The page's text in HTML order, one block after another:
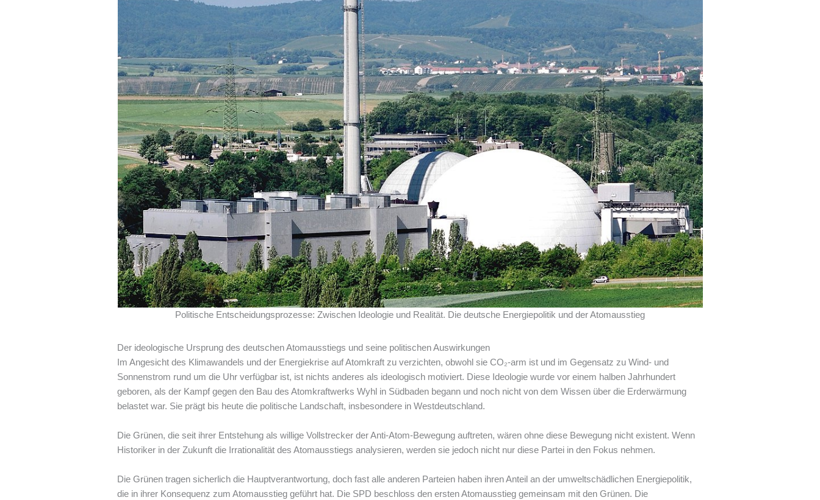
Politische Entscheidungsprozesse: Zwischen Ideologie und Realität. Die deutsche Energiepolitik und der Atomausstieg
Der ideologische Ursprung des deutschen Atomausstiegs und seine politischen Auswirkungen
Im Angesicht des Klimawandels und der Energiekrise auf Atomkraft zu verzichten, obwohl sie CO₂-arm ist und im Gegensatz zu Wind- und
Sonnenstrom rund um die Uhr verfügbar ist, ist nichts anderes als ideologisch motiviert. Diese Ideologie wurde vor einem halben Jahrhundert
geboren, als der Kampf gegen den Bau des Atomkraftwerks Wyhl in Südbaden begann und noch nicht von dem Wissen über die Erderwärmung
belastet war. Sie prägt bis heute die politische Landschaft, insbesondere in Westdeutschland.
Die Grünen, die seit ihrer Entstehung als willige Vollstrecker der Anti-Atom-Bewegung auftreten, wären ohne diese Bewegung nicht existent. Wenn
Historiker in der Zukunft die Irrationalität des Atomausstiegs analysieren, werden sie jedoch nicht nur diese Partei in den Fokus nehmen.
Die Grünen tragen sicherlich die Hauptverantwortung, doch fast alle anderen Parteien haben ihren Anteil an der umweltschädlichen Energiepolitik,
die in ihrer Konsequenz zum Atomausstieg geführt hat. Die SPD beschloss den ersten Atomausstieg gemeinsam mit den Grünen. Die